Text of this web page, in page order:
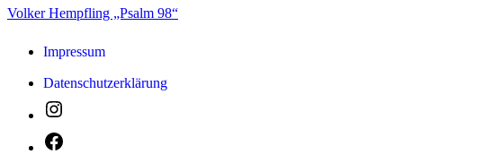
Volker Hempfling „Psalm 98“
Impressum
Datenschutzerklärung